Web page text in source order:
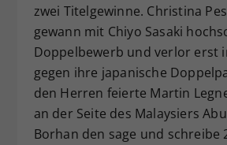
zwei Titelgewinne. Christina
gewann mit Chiyo Sasaki
Doppelbewerb und verlor erst
gegen ihre japanische
den Herren feierte Martin
an der Seite des Malaysiers
Borhan den sage und schreibe